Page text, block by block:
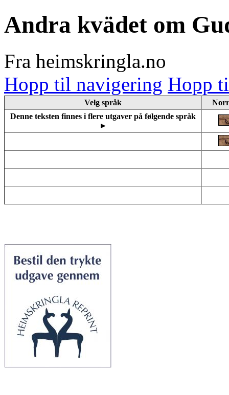
Andra kvädet om
Fra heimskringla.no
Hopp til navigering Hopp
Velg språk
Denne teksten finnes i flere utgaver på følgende språk
►